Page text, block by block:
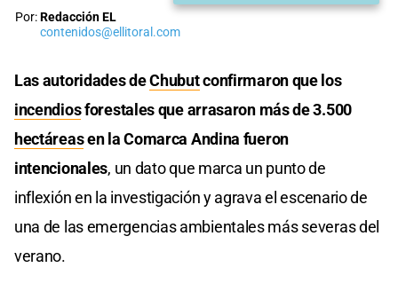
Por:Redacción EL
contenidos@ellitoral.com
Las autoridades deChubutconfirmaron que los
incendiosforestales que arrasaron más de 3.500
hectáreasen la Comarca Andina fueron
intencionales, un dato que marca un punto de
inflexión en la investigación y agrava el escenario de
una de las emergencias ambientales más severas del
verano.